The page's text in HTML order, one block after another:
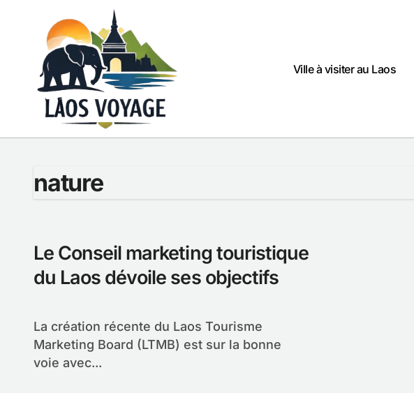
Ville à visiter au Laos
nature
Le Conseil marketing touristique
du Laos dévoile ses objectifs
La création récente du Laos Tourisme
Marketing Board (LTMB) est sur la bonne
voie avec...